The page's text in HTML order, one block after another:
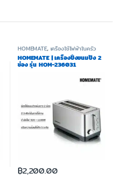
HOMEMATE, เครื่องใช้ไฟฟ้าในครัว
HOMEMATE | เครื่องปิ้งขนมปัง 2
ช่อง รุ่น HOM-236031
฿2,200.00